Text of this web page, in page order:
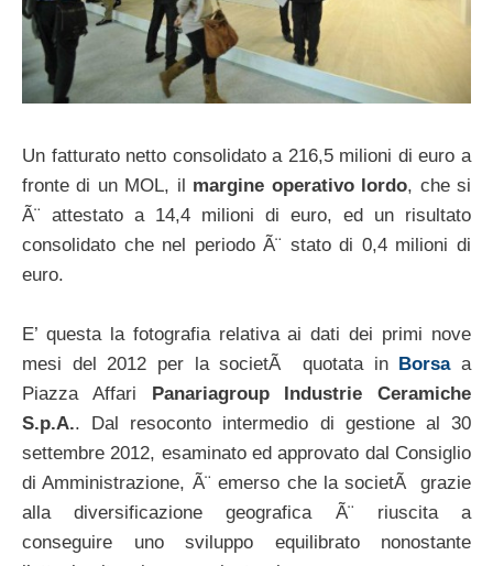
Un fatturato netto consolidato a 216,5 milioni di euro a
fronte di un MOL, il margine operativo lordo, che si
Ã¨ attestato a 14,4 milioni di euro, ed un risultato
consolidato che nel periodo Ã¨ stato di 0,4 milioni di
euro.
E’ questa la fotografia relativa ai dati dei primi nove
mesi del 2012 per la societÃ quotata in Borsaa
Piazza Affari Panariagroup Industrie Ceramiche
S.p.A.. Dal resoconto intermedio di gestione al 30
settembre 2012, esaminato ed approvato dal Consiglio
di Amministrazione, Ã¨ emerso che la societÃ grazie
alla diversificazione geografica Ã¨ riuscita a
conseguire uno sviluppo equilibrato nonostante